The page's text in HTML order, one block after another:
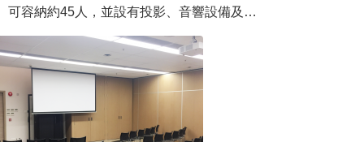
可容納約45人，並設有投影、音響設備及…